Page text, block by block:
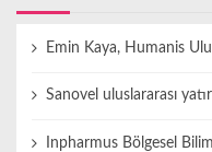
Emin Kaya, Humanis
Sanovel uluslararası
Inpharmus Bölgesel